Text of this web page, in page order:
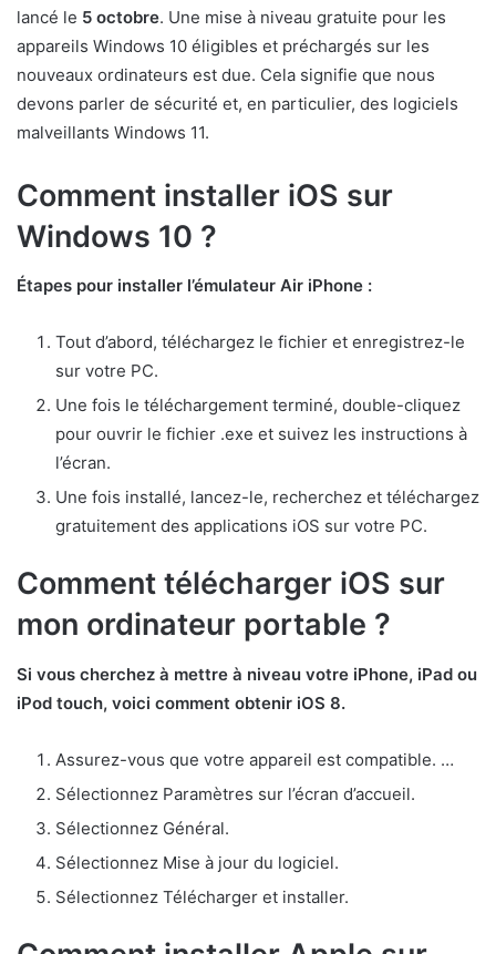
lancé le 5 octobre. Une mise à niveau gratuite pour les
appareils Windows 10 éligibles et préchargés sur les
nouveaux ordinateurs est due. Cela signifie que nous
devons parler de sécurité et, en particulier, des logiciels
malveillants Windows 11.
Comment installer iOS sur
Windows 10 ?
Étapes pour installer l’émulateur Air iPhone :
Tout d’abord, téléchargez le fichier et enregistrez-le
sur votre PC.
Une fois le téléchargement terminé, double-cliquez
pour ouvrir le fichier .exe et suivez les instructions à
l’écran.
Une fois installé, lancez-le, recherchez et téléchargez
gratuitement des applications iOS sur votre PC.
Comment télécharger iOS sur
mon ordinateur portable ?
Si vous cherchez à mettre à niveau votre iPhone, iPad ou
iPod touch, voici comment obtenir iOS 8.
Assurez-vous que votre appareil est compatible. …
Sélectionnez Paramètres sur l’écran d’accueil.
Sélectionnez Général.
Sélectionnez Mise à jour du logiciel.
Sélectionnez Télécharger et installer.